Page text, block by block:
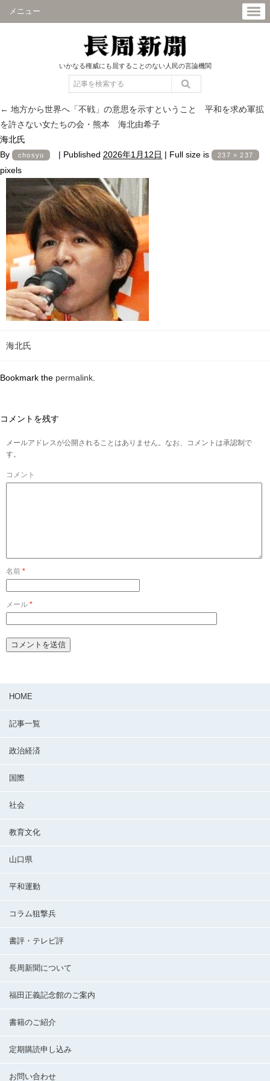
メニュー
いかなる権威にも屈することのない人民の言論機関
← 地方から世界へ「不戦」の意思を示すということ 平和を求め軍拡
を許さない女たちの会・熊本 海北由希子
海北氏
By
chosyu | Published 2026年1月12日 | Full size is 237 × 237
pixels
海北氏
Bookmark the permalink
コメントを残す
メールアドレスが公開されることはありません。なお、コメントは承認制で
す。
コメント
名前 *
メール *
HOME
記事一覧
政治経済
国際
社会
教育文化
山口県
平和運動
コラム狙撃兵
書評・テレビ評
長周新聞について
福田正義記念館のご案内
書籍のご紹介
定期購読申し込み
お問い合わせ